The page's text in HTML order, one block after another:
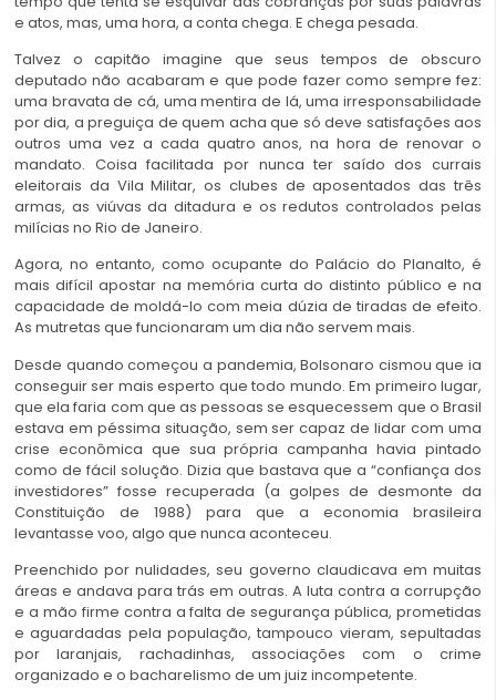
e atos, mas, uma hora, a conta chega. E chega pesada.
Talvez o capitão imagine que seus tempos de obscuro
deputado não acabaram e que pode fazer como sempre fez:
uma bravata de cá, uma mentira de lá, uma irresponsabilidade
por dia, a preguiça de quem acha que só deve satisfações aos
outros uma vez a cada quatro anos, na hora de renovar o
mandato. Coisa facilitada por nunca ter saído dos currais
eleitorais da Vila Militar, os clubes de aposentados das três
armas, as viúvas da ditadura e os redutos controlados pelas
milícias no Rio de Janeiro.
Agora, no entanto, como ocupante do Palácio do Planalto, é
mais difícil apostar na memória curta do distinto público e na
capacidade de moldá-lo com meia dúzia de tiradas de efeito.
As mutretas que funcionaram um dia não servem mais.
Desde quando começou a pandemia, Bolsonaro cismou que ia
conseguir ser mais esperto que todo mundo. Em primeiro lugar,
que ela faria com que as pessoas se esquecessem que o Brasil
estava em péssima situação, sem ser capaz de lidar com uma
crise econômica que sua própria campanha havia pintado
como de fácil solução. Dizia que bastava que a “confiança dos
investidores” fosse recuperada (a golpes de desmonte da
Constituição de 1988) para que a economia brasileira
levantasse voo, algo que nunca aconteceu.
Preenchido por nulidades, seu governo claudicava em muitas
áreas e andava para trás em outras. A luta contra a corrupção
e a mão firme contra a falta de segurança pública, prometidas
e aguardadas pela população, tampouco vieram, sepultadas
por laranjais, rachadinhas, associações com o crime
organizado e o bacharelismo de um juiz incompetente.